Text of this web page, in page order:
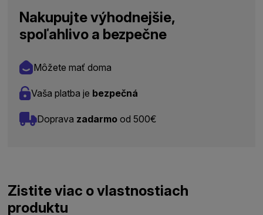
Nakupujte výhodnejšie,
spoľahlivo a bezpečne
Môžete mať doma
Vaša platba je bezpečná
Doprava zadarmo od 500€
Zistite viac o vlastnostiach
produktu